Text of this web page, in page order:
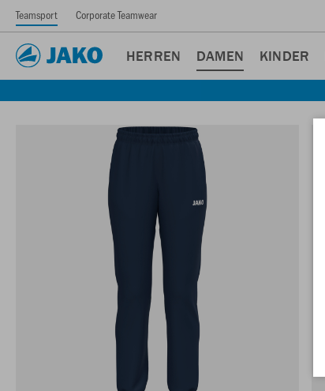
Teamsport Corporate Teamwear
HERREN DAMEN KINDER